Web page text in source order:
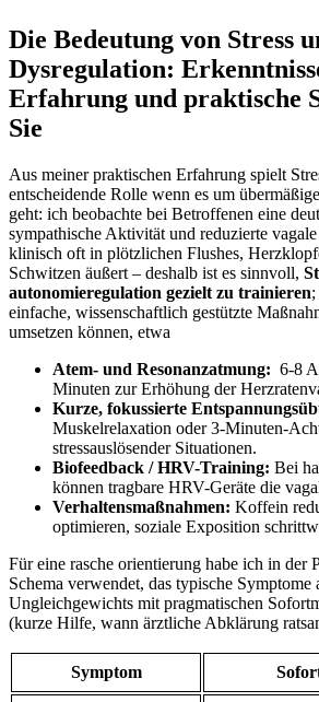
Die Bedeutung von Stress
⁣Dysregulation:
Erfahrung und praktische
Sie
Aus‍ meiner praktischen Erfahrung spielt
⁣entscheidende ⁣Rolle wenn es ​um
geht: ich beobachte bei ‌Betroffenen eine
sympathische⁤ Aktivität und‍ reduzierte
klinisch‌ oft ⁢in plötzlichen Flushes,
Schwitzen ‌äußert – deshalb ist es sinnvoll,
autonomieregulation gezielt zu trainieren
einfache, wissenschaftlich gestützte
umsetzen können, etwa ‍
Atem- und Resonanzatmung:
6-8
Minuten zur Erhöhung der
Kurze, fokussierte
Muskelrelaxation oder 3-Minuten-
stressauslösender Situationen.
Biofeedback / HRV-Training: Bei
können tragbare HRV-Geräte die
Verhaltensmaßnahmen: Koffein
optimieren, soziale Exposition⁢
Für⁣ eine rasche orientierung‍ habe​ ich in der‌
Schema verwendet, das​ typische Symptome
⁤Ungleichgewichts mit pragmatischen
(kurze Hilfe, ‌wann ärztliche Abklärung
Symptom